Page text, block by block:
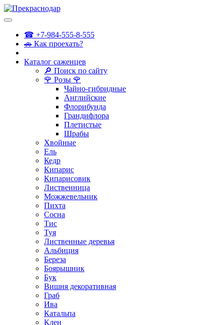
☎ +7-984-555-8-555
🚗 Как проехать?
Каталог саженцев
🔎 Поиск по сайту
🌹 Розы 🌹
Чайно-гибридные
Английские
Флорибунда
Грандифлора
Плетистые
Шрабы
Хвойные
Ель
Кедр
Кипарис
Кипарисовик
Лиственница
Можжевельник
Пихта
Сосна
Тис
Туя
Лиственные деревья
Альбиция
Береза
Боярышник
Бук
Вишня декоративная
Граб
Ива
Катальпа
Клен